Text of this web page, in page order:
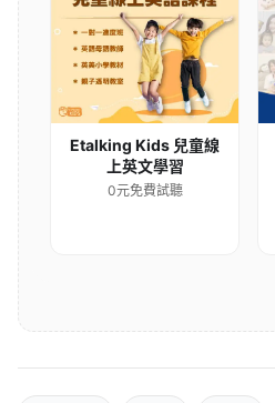
Etalking Kids 兒童線
上英文學習
0元免費試聽